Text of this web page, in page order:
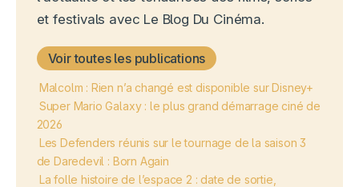
et festivals avec Le Blog Du Cinéma.
Voir toutes les publications
Malcolm : Rien n’a changé est disponible sur Disney+
Super Mario Galaxy : le plus grand démarrage ciné de
2026
Les Defenders réunis sur le tournage de la saison 3
de Daredevil : Born Again
La folle histoire de l’espace 2 : date de sortie,